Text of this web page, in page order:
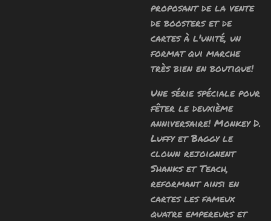
proposant de la vente
de boosters et de
cartes à l'unité, un
format qui marche
très bien en boutique!
Une série spéciale pour
fêter le deuxième
anniversaire! Monkey D.
Luffy et Baggy le
clown rejoignent
Shanks et Teach,
reformant ainsi en
cartes les fameux
quatre empereurs et